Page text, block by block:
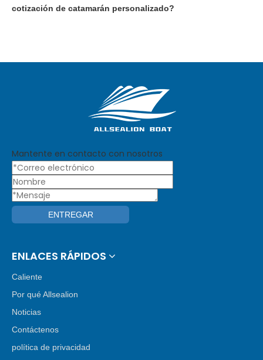
cotización de catamarán personalizado?
Mantente en contacto con nosotros
ENTREGAR
ENLACES RÁPIDOS
Caliente
Por qué Allsealion
Noticias
Contáctenos
política de privacidad